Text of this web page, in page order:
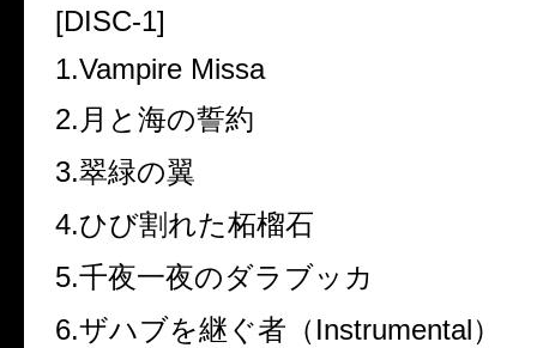
[DISC-1]
1.Vampire Missa
2.月と海の誓約
3.翠緑の翼
4.ひび割れた柘榴石
5.千夜一夜のダラブッカ
6.ザハブを継ぐ者（Instrumental）